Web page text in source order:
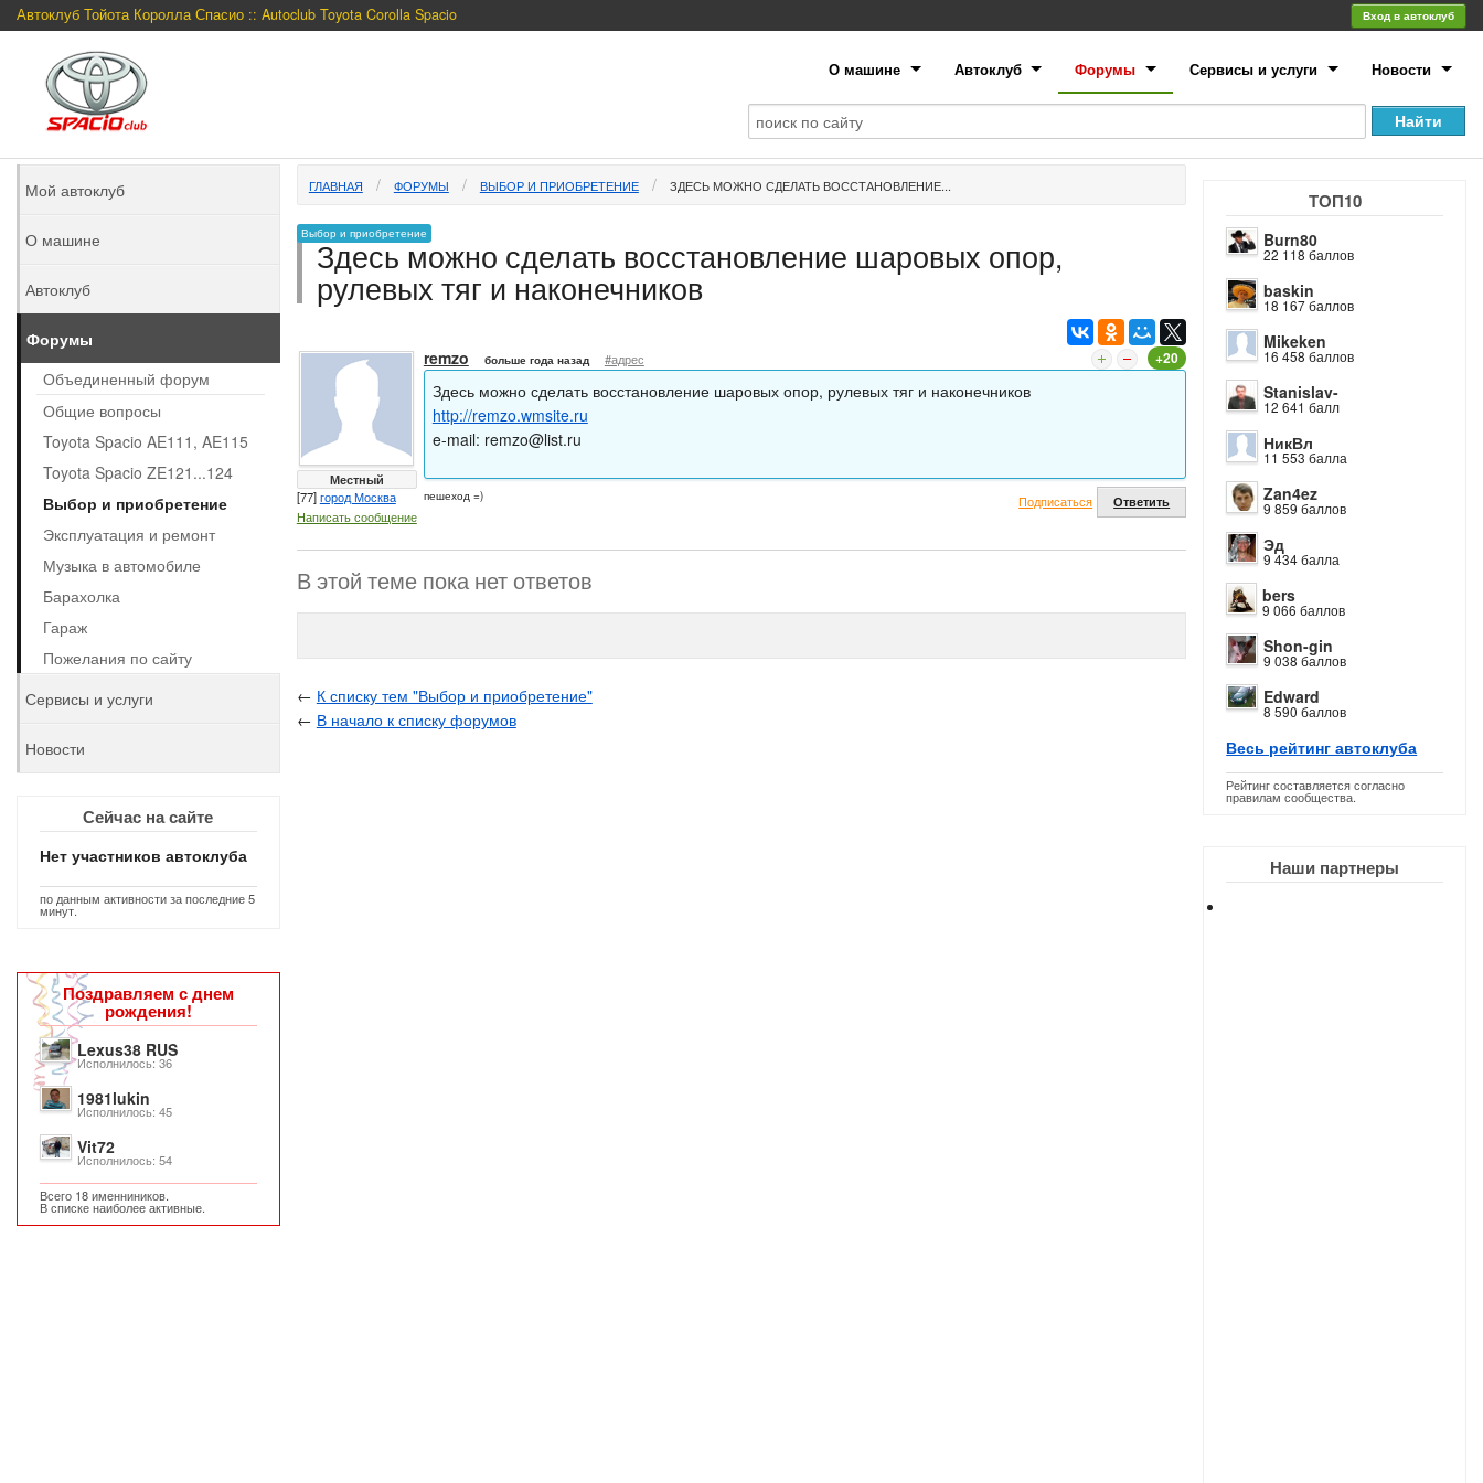
Автоклуб Тойота Королла Спасио :: Autoclub Toyota Corolla Spacio Вход в автоклуб
О машине Автоклуб Форумы Сервисы и услуги Новости
ТОП10
Burn80
22 118 баллов
baskin
18 167 баллов
Mikeken
16 458 баллов
Stanislav-
12 641 балл
НикВл
11 553 балла
Zan4ez
9 859 баллов
Эд
9 434 балла
bers
9 066 баллов
Shon-gin
9 038 баллов
Edward
8 590 баллов
Весь рейтинг автоклуба
Рейтинг составляется согласно
правилам сообщества.
Наши партнеры
ГЛАВНАЯ ФОРУМЫ ВЫБОР И ПРИОБРЕТЕНИЕ ЗДЕСЬ МОЖНО СДЕЛАТЬ ВОССТАНОВЛЕНИЕ...
Выбор и приобретение
Здесь можно сделать восстановление шаровых опор,
рулевых тяг и наконечников
Местный
[77]город Москва
Написать сообщение
remzo больше года назад #адрес +20
Здесь можно сделать восстановление шаровых опор, рулевых тяг и наконечников
http://remzo.wmsite.ru
e-mail: remzo@list.ru
пешеход =) Подписаться Ответить
В этой теме пока нет ответов
← К списку тем "Выбор и приобретение"
← В начало к списку форумов
Мой автоклуб
О машине
Автоклуб
Форумы
Объединенный форум
Общие вопросы
Toyota Spacio AE111, AE115
Toyota Spacio ZE121...124
Выбор и приобретение
Эксплуатация и ремонт
Музыка в автомобиле
Барахолка
Гараж
Пожелания по сайту
Сервисы и услуги
Новости
Сейчас на сайте
Нет участников автоклуба
по данным активности за последние 5
минут.
Поздравляем с днем
рождения!
Lexus38 RUS
Исполнилось: 36
1981lukin
Исполнилось: 45
Vit72
Исполнилось: 54
Всего 18 именниников.
В списке наиболее активные.